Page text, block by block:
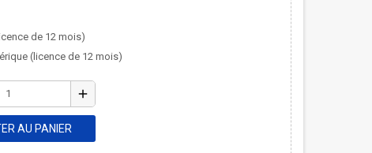
de 12 mois)
(licence de 12 mois)
add
AU PANIER